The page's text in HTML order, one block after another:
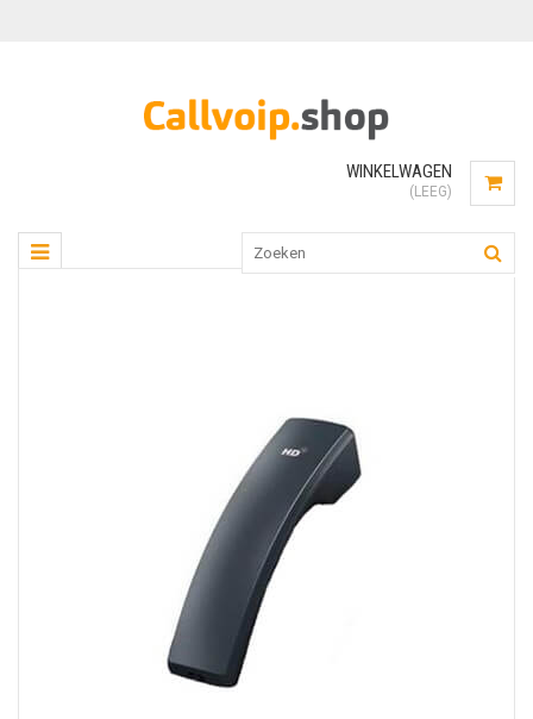
WINKELWAGEN
(LEEG)